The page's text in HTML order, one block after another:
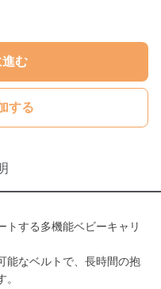
進む
する
トする多機能ベビーキャリ
能なベルトで、長時間の抱